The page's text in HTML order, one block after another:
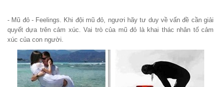
- Mũ đỏ - Feelings. Khi đội mũ đỏ, ngươi hãy tư duy về vấn đề cần giải
quyết dựa trên cảm xúc. Vai trò của mũ đỏ là khai thác nhân tố cảm
xúc của con người.